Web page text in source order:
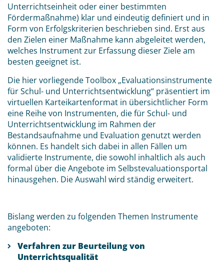
Unterrichtseinheit oder einer bestimmten
Fördermaßnahme) klar und eindeutig definiert und in
Form von Erfolgskriterien beschrieben sind. Erst aus
den Zielen einer Maßnahme kann abgeleitet werden,
welches Instrument zur Erfassung dieser Ziele am
besten geeignet ist.
Die hier vorliegende Toolbox „Evaluationsinstrumente
für Schul- und Unterrichtsentwicklung“ präsentiert im
virtuellen Karteikartenformat in übersichtlicher Form
eine Reihe von Instrumenten, die für Schul- und
Unterrichtsentwicklung im Rahmen der
Bestandsaufnahme und Evaluation genutzt werden
können. Es handelt sich dabei in allen Fällen um
validierte Instrumente, die sowohl inhaltlich als auch
formal über die Angebote im Selbstevaluationsportal
hinausgehen. Die Auswahl wird ständig erweitert.
Bislang werden zu folgenden Themen Instrumente
angeboten:
Verfahren zur Beurteilung von
Unterrichtsqualität